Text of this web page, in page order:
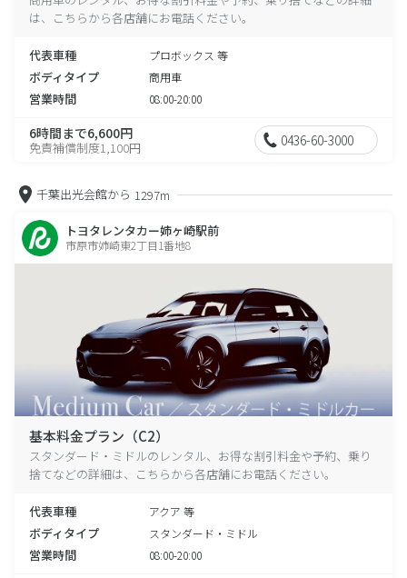
は、こちらから各店舗にお電話ください。
代表車種 プロボックス 等
ボディタイプ 商用車
営業時間 08:00-20:00
6時間まで6,600円
免責補償制度1,100円 0436-60-3000
千葉出光会館から 1297m
トヨタレンタカー姉ヶ崎駅前
市原市姉崎東2丁目1番地8
基本料金プラン（C2）
スタンダード・ミドルのレンタル、お得な割引料金や予約、乗り
捨てなどの詳細は、こちらから各店舗にお電話ください。
代表車種 アクア 等
ボディタイプ スタンダード・ミドル
営業時間 08:00-20:00